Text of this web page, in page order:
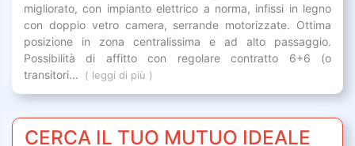
migliorato, con impianto elettrico a norma, infissi in legno
con doppio vetro camera, serrande motorizzate. Ottima
posizione in zona centralissima e ad alto passaggio.
Possibilità di affitto con regolare contratto 6+6 (o
transitori...
( leggi di più )
CERCA IL TUO MUTUO IDEALE